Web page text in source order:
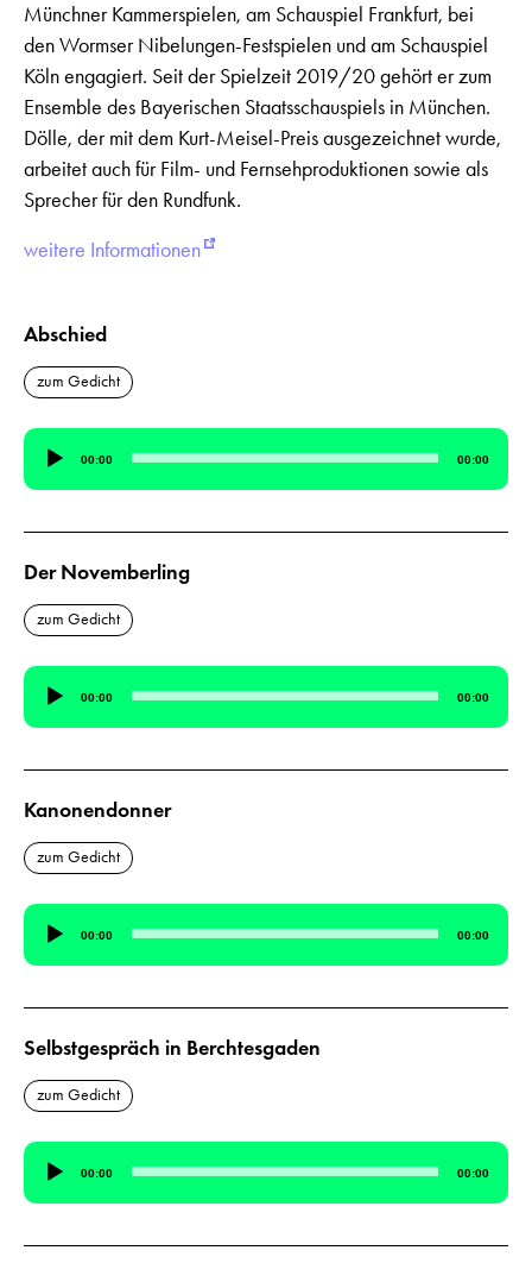
Münchner Kammerspielen, am Schauspiel Frankfurt, bei
den Wormser Nibelungen-Festspielen und am Schauspiel
Köln engagiert. Seit der Spielzeit 2019/20 gehört er zum
Ensemble des Bayerischen Staatsschauspiels in München.
Dölle, der mit dem Kurt-Meisel-Preis ausgezeichnet wurde,
arbeitet auch für Film- und Fernsehproduktionen sowie als
Sprecher für den Rundfunk.
weitere Informationen
Abschied
zum Gedicht
Audio-
Player
00:00 00:00
Der Novemberling
zum Gedicht
Audio-
Player
00:00 00:00
Kanonendonner
zum Gedicht
Audio-
Player
00:00 00:00
Selbstgespräch in Berchtesgaden
zum Gedicht
Audio-
Player
00:00 00:00